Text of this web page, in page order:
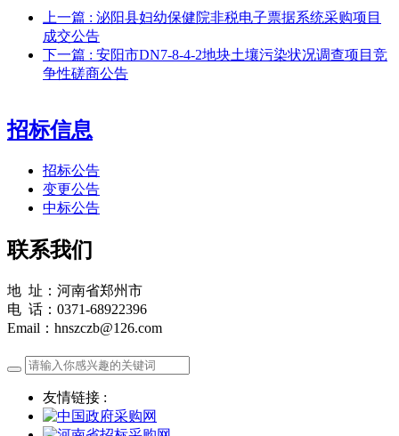
上一篇 : 泌阳县妇幼保健院非税电子票据系统采购项目
成交公告
下一篇 : 安阳市DN7-8-4-2地块土壤污染状况调查项目竞
争性磋商公告
招标信息
招标公告
变更公告
中标公告
联系我们
地 址：河南省郑州市
电 话：0371-68922396
Email：hnszczb@126.com
友情链接 :